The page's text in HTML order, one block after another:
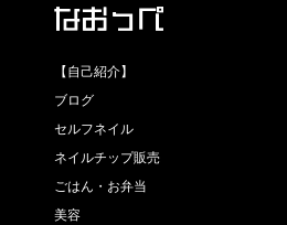
【自己紹介】
ブログ
セルフネイル
ネイルチップ販売
ごはん・お弁当
美容